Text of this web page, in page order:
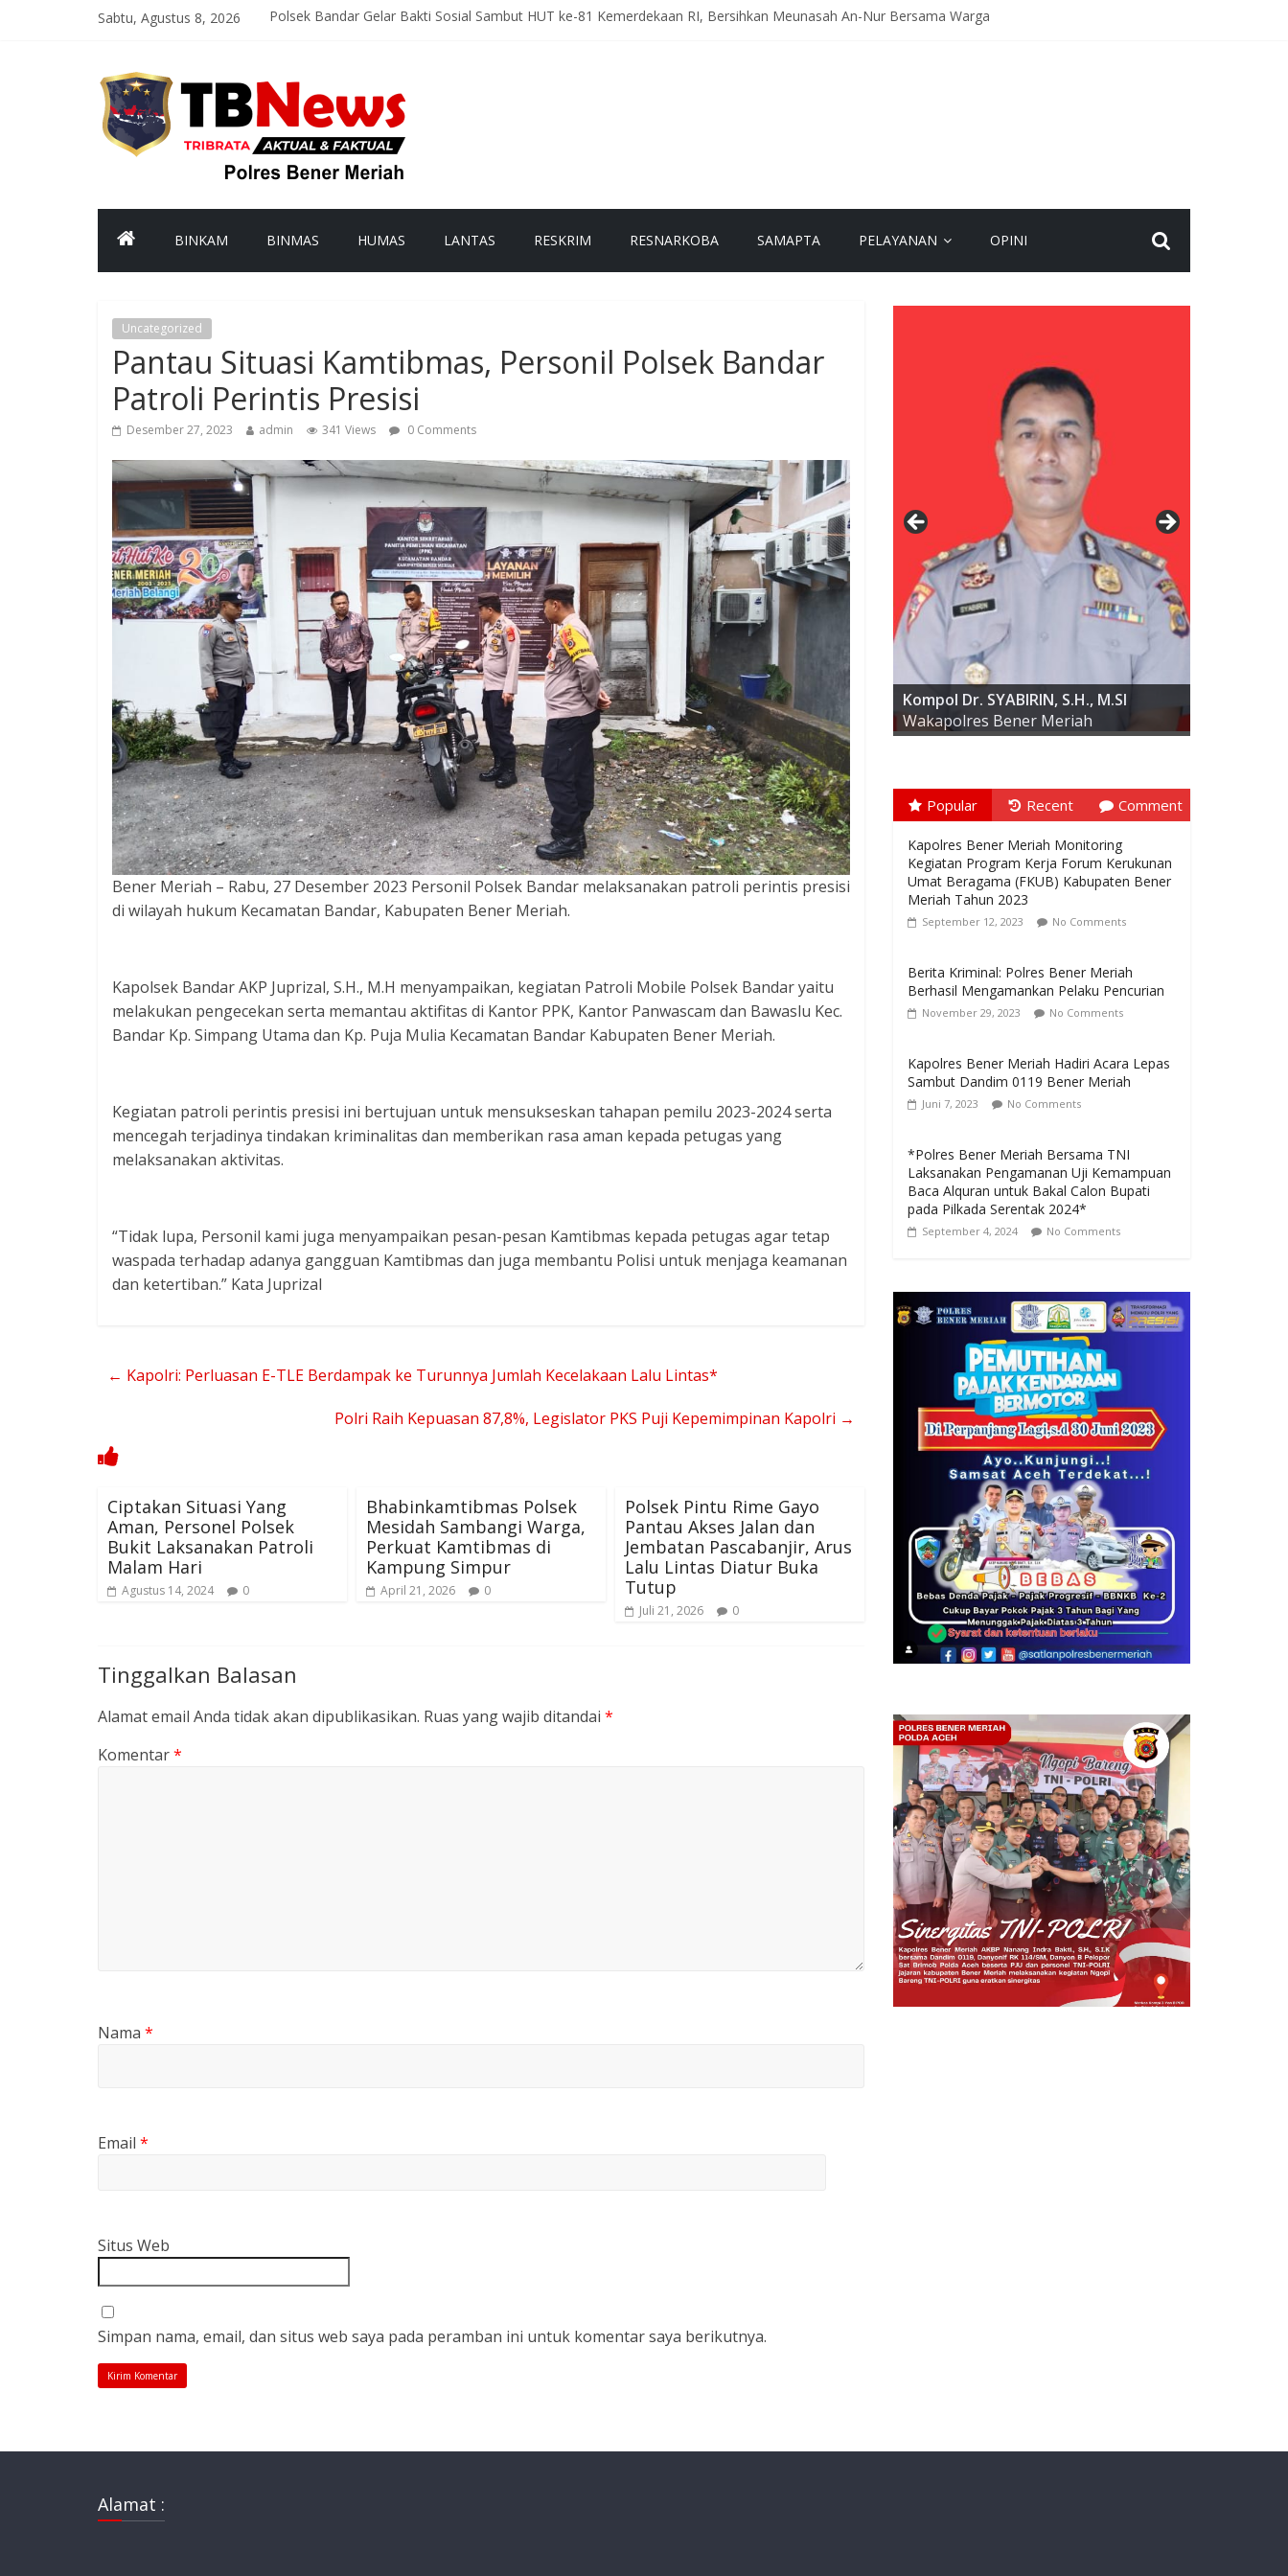
Sabtu, Agustus 8, 2026
Polsek Bandar Gelar Bakti Sosial Sambut HUT ke-81 Kemerdekaan RI, Bersihkan Meunasah An-Nur Bersama Warga
Patroli Malam Polsek Wih Pesam Intensifkan Antisipasi Guantibmas, Warga Diimbau Jaga Keamanan Bersama
Bhabinkamtibmas Kampung Kerlang Intensifkan Sambang Desa, Ajak Warga Tingkatkan Kewaspadaan dan Jaga Kamtibmas
BINKAM BINMAS HUMAS LANTAS RESKRIM RESNARKOBA SAMAPTA PELAYANAN OPINI
Uncategorized
Pantau Situasi Kamtibmas, Personil Polsek Bandar
Patroli Perintis Presisi
Desember 27, 2023 admin 341 Views 0 Comments
Bener Meriah – Rabu, 27 Desember 2023 Personil Polsek Bandar melaksanakan patroli perintis presisi
di wilayah hukum Kecamatan Bandar, Kabupaten Bener Meriah.
Kapolsek Bandar AKP Juprizal, S.H., M.H menyampaikan, kegiatan Patroli Mobile Polsek Bandar yaitu
melakukan pengecekan serta memantau aktifitas di Kantor PPK, Kantor Panwascam dan Bawaslu Kec.
Bandar Kp. Simpang Utama dan Kp. Puja Mulia Kecamatan Bandar Kabupaten Bener Meriah.
Kegiatan patroli perintis presisi ini bertujuan untuk mensukseskan tahapan pemilu 2023-2024 serta
mencegah terjadinya tindakan kriminalitas dan memberikan rasa aman kepada petugas yang
melaksanakan aktivitas.
“Tidak lupa, Personil kami juga menyampaikan pesan-pesan Kamtibmas kepada petugas agar tetap
waspada terhadap adanya gangguan Kamtibmas dan juga membantu Polisi untuk menjaga keamanan
dan ketertiban.” Kata Juprizal
← Kapolri: Perluasan E-TLE Berdampak ke Turunnya Jumlah Kecelakaan Lalu Lintas*
Polri Raih Kepuasan 87,8%, Legislator PKS Puji Kepemimpinan Kapolri →
Ciptakan Situasi Yang
Aman, Personel Polsek
Bukit Laksanakan Patroli
Malam Hari
Agustus 14, 2024 0
Bhabinkamtibmas Polsek
Mesidah Sambangi Warga,
Perkuat Kamtibmas di
Kampung Simpur
April 21, 2026 0
Polsek Pintu Rime Gayo
Pantau Akses Jalan dan
Jembatan Pascabanjir, Arus
Lalu Lintas Diatur Buka
Tutup
Juli 21, 2026 0
Tinggalkan Balasan
Alamat email Anda tidak akan dipublikasikan. Ruas yang wajib ditandai *
Komentar*
Nama *
Email *
Situs Web
Simpan nama, email, dan situs web saya pada peramban ini untuk komentar saya berikutnya.
AKBP ARIS CAI DWI SUSANTO S.I.K.,
M.I.K
Kompol Dr. SYABIRIN, S.H., M.SI
Wakapolres Bener Meriah
Popular Recent Comment
Kapolres Bener Meriah Monitoring
Kegiatan Program Kerja Forum Kerukunan
Umat Beragama (FKUB) Kabupaten Bener
Meriah Tahun 2023
September 12, 2023 No Comments
Berita Kriminal: Polres Bener Meriah
Berhasil Mengamankan Pelaku Pencurian
November 29, 2023 No Comments
Kapolres Bener Meriah Hadiri Acara Lepas
Sambut Dandim 0119 Bener Meriah
Juni 7, 2023 No Comments
*Polres Bener Meriah Bersama TNI
Laksanakan Pengamanan Uji Kemampuan
Baca Alquran untuk Bakal Calon Bupati
pada Pilkada Serentak 2024*
September 4, 2024 No Comments
Alamat :